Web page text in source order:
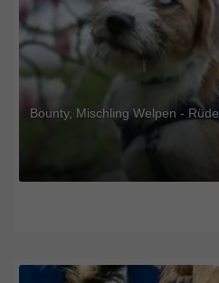
Bounty, Mischling Welpen - Rüde